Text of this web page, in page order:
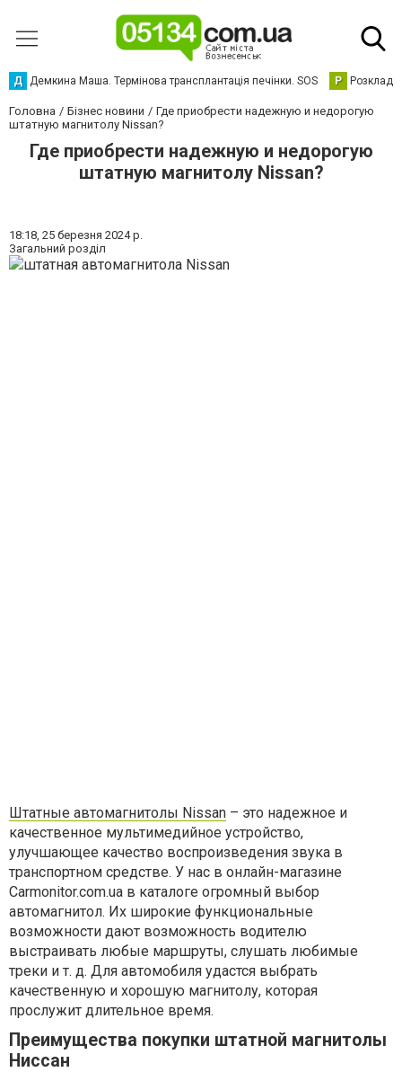
Д Демкина Маша. Термінова трансплантація печінки. SOS Р Розклад
Головна Бізнес новини
Где приобрести надежную и недорогую
штатную магнитолу Nissan?
Где приобрести надежную и недорогую
штатную магнитолу Nissan?
18:18, 25 березня 2024 р.
Загальний розділ
Штатные автомагнитолы Nissan – это надежное и
качественное мультимедийное устройство,
улучшающее качество воспроизведения звука в
транспортном средстве. У нас в онлайн-магазине
Carmonitor.com.ua в каталоге огромный выбор
автомагнитол. Их широкие функциональные
возможности дают возможность водителю
выстраивать любые маршруты, слушать любимые
треки и т. д. Для автомобиля удастся выбрать
качественную и хорошую магнитолу, которая
прослужит длительное время.
Преимущества покупки штатной магнитолы
Ниссан